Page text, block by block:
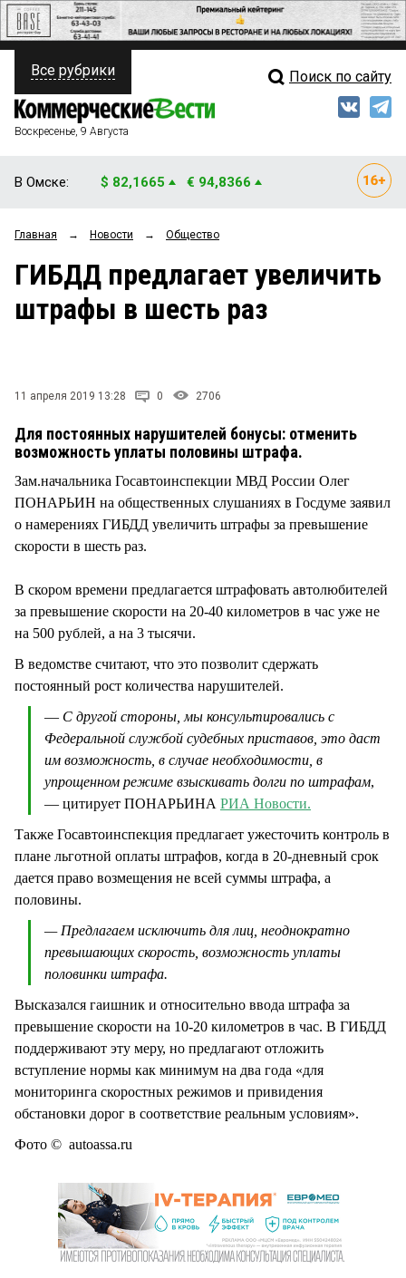
ПОЛИТИКА
ФИНАНСЫ
ОБЩЕСТВО
ЗАКОН
НОВОСТИ КОМПАНИЙ
СТИЛЬ ЖИЗНИ
Свежий выпуск
Рейтинги
Блоги
Все рубрики Поиск по сайту
Воскресенье, 9 Августа
В Омске: $ 82,1665 € 94,8366
Главная → Новости → Общество
ГИБДД предлагает увеличить
штрафы в шесть раз
11 апреля 2019 13:28 0 2706
Для постоянных нарушителей бонусы: отменить
возможность уплаты половины штрафа.
Зам.начальника Госавтоинспекции МВД России Олег
ПОНАРЬИН на общественных слушаниях в Госдуме заявил
о намерениях ГИБДД увеличить штрафы за превышение
скорости в шесть раз.
В скором времени предлагается штрафовать автолюбителей
за превышение скорости на 20-40 километров в час уже не
на 500 рублей, а на 3 тысячи.
В ведомстве считают, что это позволит сдержать
постоянный рост количества нарушителей.
— С другой стороны, мы консультировались с
Федеральной службой судебных приставов, это даст
им возможность, в случае необходимости, в
упрощенном режиме взыскивать долги по штрафам,
— цитирует ПОНАРЬИНА РИА Новости.
Также Госавтоинспекция предлагает ужесточить контроль в
плане льготной оплаты штрафов, когда в 20-дневный срок
дается право возмещения не всей суммы штрафа, а
половины.
— Предлагаем исключить для лиц, неоднократно
превышающих скорость, возможность уплаты
половинки штрафа.
Высказался гаишник и относительно ввода штрафа за
превышение скорости на 10-20 километров в час. В ГИБДД
поддерживают эту меру, но предлагают отложить
вступление нормы как минимум на два года «для
мониторинга скоростных режимов и привидения
обстановки дорог в соответствие реальным условиям».
Фото © autoassa.ru